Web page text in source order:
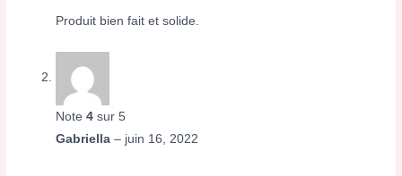
Produit bien fait et solide.
Note4 sur 5
Gabriella– juin 16, 2022